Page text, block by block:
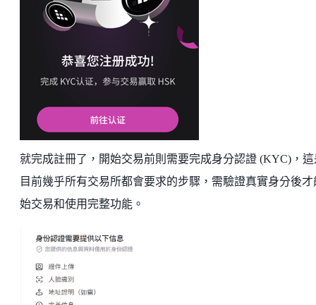
就完成註冊了，開始交易前則需要完成身分認證 (KYC)，這
目前幾乎所有交易所都會要求的步驟，需驗證真實身分後才
始交易和使用完整功能。